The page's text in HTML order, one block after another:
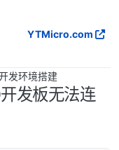
YTMicro.com
发环境搭建
发板无法连